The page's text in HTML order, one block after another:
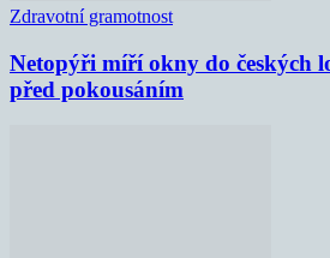
Zdravotní gramotnost
Netopýři míří okny do českých
před pokousáním